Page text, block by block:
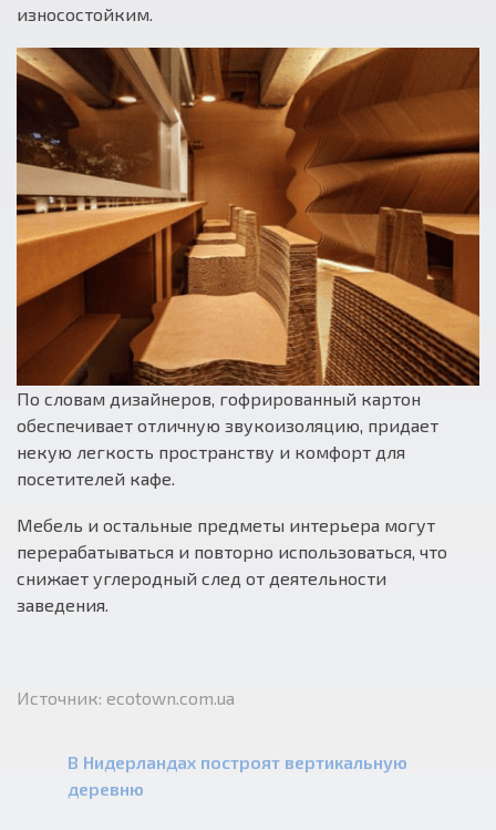
износостойким.
По словам дизайнеров, гофрированный картон
обеспечивает отличную звукоизоляцию, придает
некую легкость пространству и комфорт для
посетителей кафе.
Мебель и остальные предметы интерьера могут
перерабатываться и повторно использоваться, что
снижает углеродный след от деятельности
заведения.
Источник: ecotown.com.ua
В Нидерландах построят вертикальную
деревню